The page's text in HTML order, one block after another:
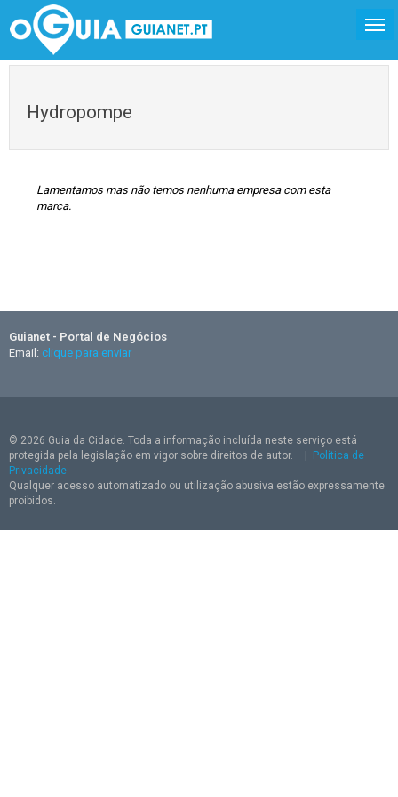
Hydropompe
Lamentamos mas não temos nenhuma empresa com esta
marca.
Guianet - Portal de Negócios
Email: clique para enviar
© 2026 Guia da Cidade. Toda a informação incluída neste serviço está
protegida pela legislação em vigor sobre direitos de autor.
Política de
Privacidade
Qualquer acesso automatizado ou utilização abusiva estão expressamente
proibidos.